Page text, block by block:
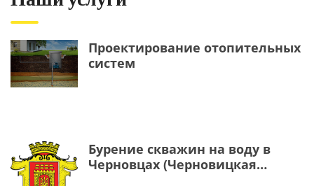
Проектирование отопительных
систем
Бурение скважин на воду в
Черновцах (Черновицкая